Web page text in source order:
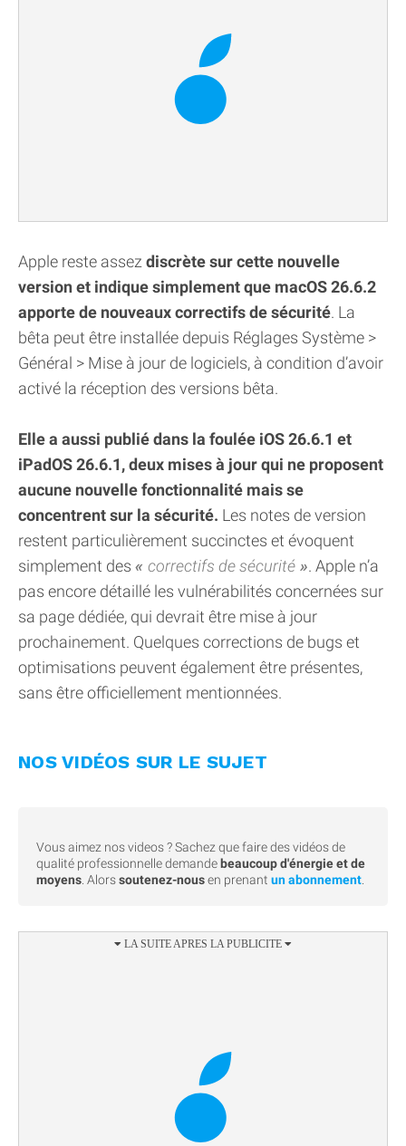
Apple reste assezdiscrète sur cette nouvelle
version et indique simplement que macOS 26.6.2
apporte de nouveaux correctifs de sécurité. La
bêta peut être installée depuis Réglages Système >
Général > Mise à jour de logiciels, à condition d’avoir
activé la réception des versions bêta.
Elle a aussi publié dans la foulée iOS 26.6.1 et
iPadOS 26.6.1, deux mises à jour qui ne proposent
aucune nouvelle fonctionnalité mais se
concentrent sur la sécurité. Les notes de version
restent particulièrement succinctes et évoquent
simplement des
correctifs de sécurité
. Apple n’a
pas encore détaillé les vulnérabilités concernées sur
sa page dédiée, qui devrait être mise à jour
prochainement. Quelques corrections de bugs et
optimisations peuvent également être présentes,
sans être officiellement mentionnées.
NOS VIDÉOS SUR LE SUJET
Vous aimez nos videos ? Sachez que faire des vidéos de
qualité professionnelle demande beaucoup d'énergie et de
moyens. Alorssoutenez-nousen prenant un abonnement.